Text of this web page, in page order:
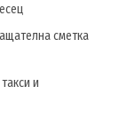
сметка
и